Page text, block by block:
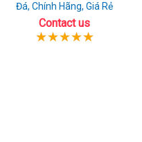
Đá, Chính Hãng, Giá Rẻ
Contact us